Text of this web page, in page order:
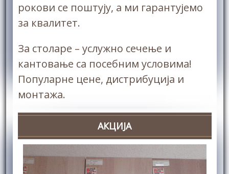
рокови се поштују, а ми гарантујемо
за квалитет.
За столаре – услужно сечење и
кантовање са посебним условима!
Популарне цене, дистрибуција и
монтажа.
АКЦИЈА